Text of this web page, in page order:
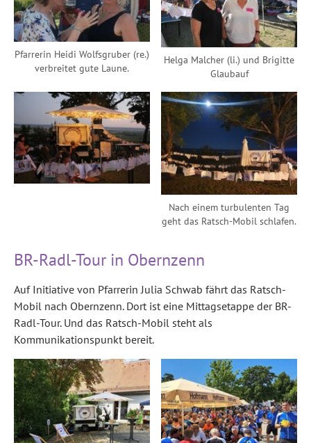
Pfarrerin Heidi Wolfsgruber (re.)
verbreitet gute Laune.
Helga Malcher (li.) und Brigitte
Glaubauf
Nach einem turbulenten Tag
geht das Ratsch-Mobil schlafen.
BR-Radl-Tour in Obernzenn
Auf Initiative von Pfarrerin Julia Schwab fährt das Ratsch-
Mobil nach Obernzenn. Dort ist eine Mittagsetappe der BR-
Radl-Tour. Und das Ratsch-Mobil steht als
Kommunikationspunkt bereit.